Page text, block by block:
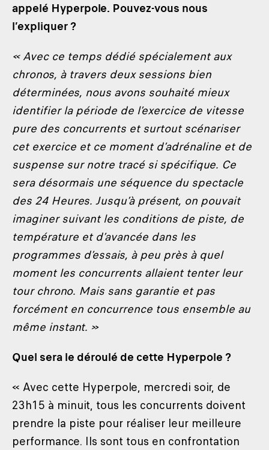
appelé Hyperpole. Pouvez-vous nous
l’expliquer ?
« Avec ce temps dédié spécialement aux
chronos, à travers deux sessions bien
déterminées, nous avons souhaité mieux
identifier la période de l’exercice de vitesse
pure des concurrents et surtout scénariser
cet exercice et ce moment d’adrénaline et de
suspense sur notre tracé si spécifique. Ce
sera désormais une séquence du spectacle
des 24 Heures. Jusqu’à présent, on pouvait
imaginer suivant les conditions de piste, de
température et d’avancée dans les
programmes d’essais, à peu près à quel
moment les concurrents allaient tenter leur
tour chrono. Mais sans garantie et pas
forcément en concurrence tous ensemble au
même instant. »
Quel sera le déroulé de cette Hyperpole ?
« Avec cette Hyperpole, mercredi soir, de
23h15 à minuit, tous les concurrents doivent
prendre la piste pour réaliser leur meilleure
performance. Ils sont tous en confrontation